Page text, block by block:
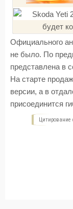
Официального
не было. По
представлена в
На старте
версии, а в
присоединится
Цитирование